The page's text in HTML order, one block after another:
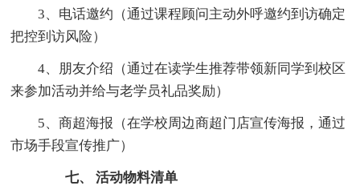
3、电话邀约（通过课程顾问主动外呼邀约到访确定
把控到访风险）
4、朋友介绍（通过在读学生推荐带领新同学到校区
来参加活动并给与老学员礼品奖励）
5、商超海报（在学校周边商超门店宣传海报，通过
市场手段宣传推广）
七、 活动物料清单